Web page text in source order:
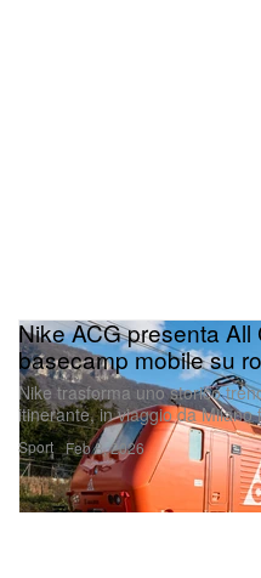
Sport
Nike ACG presenta
basecamp mobile su
Nike trasforma uno storico
itinerante, in viaggio da Milano
Feb 8, 2026